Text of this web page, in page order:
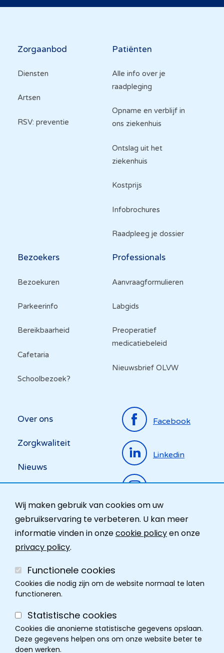
Wij maken gebruik van cookies om uw
gebruikservaring te verbeteren. U kan meer
informatie vinden in onzecookie policyen onze
privacy policy.
Functionele cookies
Cookies die nodig zijn om de website normaal te laten
functioneren.
Statistische cookies
Cookies die anonieme statistische gegevens opslaan.
Deze gegevens helpen ons om onze website beter te
doen werken.
Hoofdnavigatie
Zorgaanbod
Diensten
Artsen
RSV: preventie
Patiënten
Alle info over je
raadpleging
Opname en verblijf in
ons ziekenhuis
Ontslag uit het
ziekenhuis
Kostprijs
Infobrochures
Raadpleeg je dossier
Bezoekers
Bezoekuren
Parkeerinfo
Bereikbaarheid
Cafetaria
Schoolbezoek?
Professionals
Aanvraagformulieren
Labgids
Preoperatief
medicatiebeleid
Nieuwsbrief OLVW
Top
menu
Over ons
Zorgkwaliteit
Nieuws
Ombudsdienst
Facebook
Linkedin
Instagram